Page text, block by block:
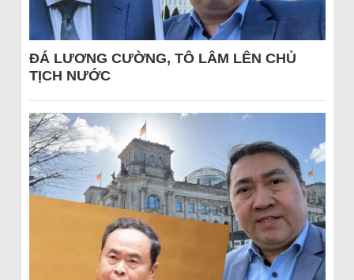
ĐÁ LƯƠNG CƯỜNG, TÔ LÂM LÊN CHỦ
TỊCH NƯỚC